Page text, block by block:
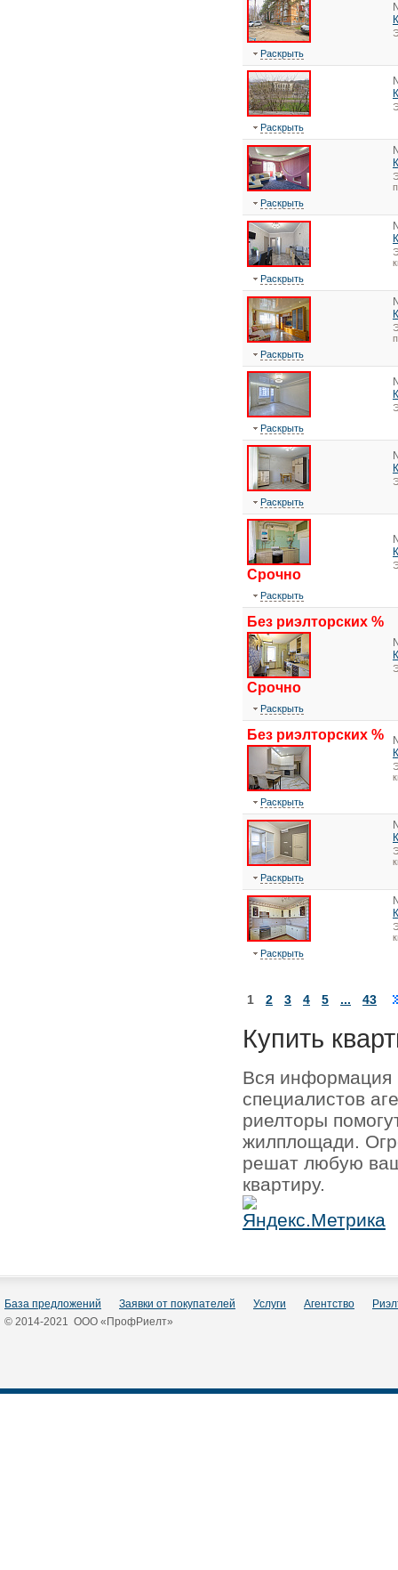
Раскрыть
Раскрыть
Раскрыть
Раскрыть
Раскрыть
Раскрыть
Раскрыть
Срочно
Раскрыть
Без риэлторских %
Срочно
Раскрыть
Без риэлторских %
Раскрыть
Раскрыть
Раскрыть
1 2 3 4 5 ... 43
Купить
Вся информация
специалистов
риелторы
жилплощади.
решат любую
квартиру.
База предложений Заявки от покупателей Услуги Агентство
© 2014-2021 ООО «ПрофРиелт»